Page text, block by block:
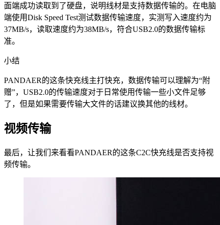
面端成功读取到了硬盘，说明线材是支持数据传输的。在电脑
端使用Disk Speed Test测试数据传输速度，实测写入速度约为
37MB/s，读取速度约为38MB/s，符合USB2.0的数据传输标
准。
小结
PANDAER的这条快充线主打快充，数据传输可以理解为“附
赠”，USB2.0的传输速度对于日常使用传输一些小文件足够
了，但是如果需要传输大文件的话建议换其他的线材。
视频传输
最后，让我们来看看PANDAER的这条C2C快充线是否支持视
频传输。